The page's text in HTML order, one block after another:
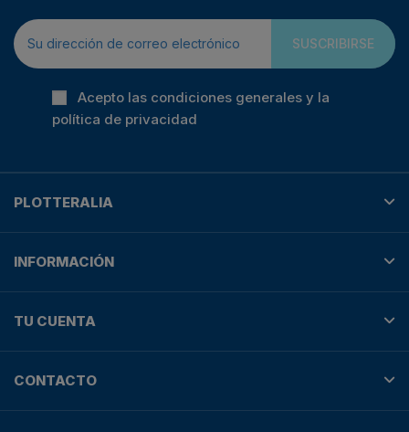
SUSCRIBIRSE
Acepto las condiciones generales y la
política de privacidad
PLOTTERALIA
INFORMACIÓN
TU CUENTA
CONTACTO